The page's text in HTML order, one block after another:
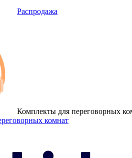
Распродажа
Комплекты для переговорных
комнат